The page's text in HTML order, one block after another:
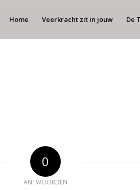
Home Veerkracht zit in jouw De
0
ANTWOORDEN